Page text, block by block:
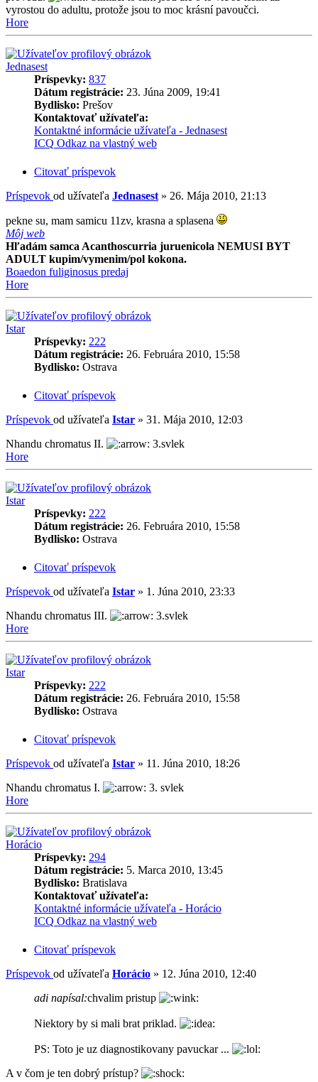
vyrostou do adultu, protože jsou to moc krásní pavoučci.
Hore
Jednasest
Príspevky: 837
Dátum registrácie: 23. Júna 2009, 19:41
Bydlisko: Prešov
Kontaktovať užívateľa:
Kontaktné informácie užívateľa - Jednasest
ICQ Odkaz na vlastný web
Citovať príspevok
Príspevok od užívateľa Jednasest » 26. Mája 2010, 21:13
pekne su, mam samicu 11zv, krasna a splasena
Môj web
Hľadám samca Acanthoscurria juruenicola NEMUSI BYT
ADULT kupim/vymenim/pol kokona.
Boaedon fuliginosus predaj
Hore
Istar
Príspevky: 222
Dátum registrácie: 26. Februára 2010, 15:58
Bydlisko: Ostrava
Citovať príspevok
Príspevok od užívateľa Istar » 31. Mája 2010, 12:03
Nhandu chromatus II.
3.svlek
Hore
Istar
Príspevky: 222
Dátum registrácie: 26. Februára 2010, 15:58
Bydlisko: Ostrava
Citovať príspevok
Príspevok od užívateľa Istar » 1. Júna 2010, 23:33
Nhandu chromatus III.
3.svlek
Hore
Istar
Príspevky: 222
Dátum registrácie: 26. Februára 2010, 15:58
Bydlisko: Ostrava
Citovať príspevok
Príspevok od užívateľa Istar » 11. Júna 2010, 18:26
Nhandu chromatus I.
3. svlek
Hore
Horácio
Príspevky: 294
Dátum registrácie: 5. Marca 2010, 13:45
Bydlisko: Bratislava
Kontaktovať užívateľa:
Kontaktné informácie užívateľa - Horácio
ICQ Odkaz na vlastný web
Citovať príspevok
Príspevok od užívateľa Horácio » 12. Júna 2010, 12:40
adi napísal:chvalim pristup
Niektory by si mali brat priklad.
PS: Toto je uz diagnostikovany pavuckar ...
A v čom je ten dobrý prístup?